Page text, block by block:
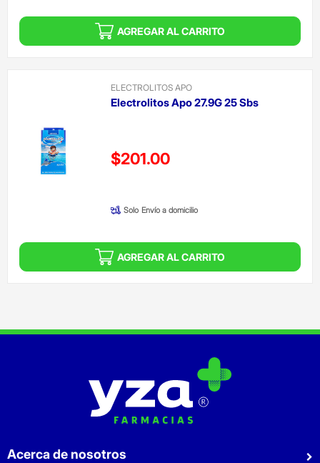
AGREGAR AL CARRITO
ELECTROLITOS APO
Electrolitos Apo 27.9G 25 Sbs
Precio reducido de
$201.00
Solo Envío a domicilio
AGREGAR AL CARRITO
Acerca de nosotros